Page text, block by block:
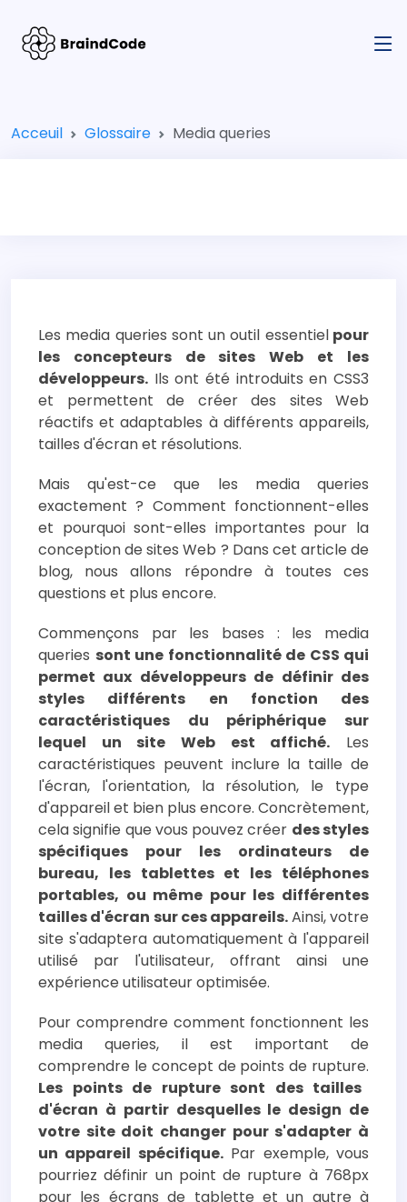
Acceuil Glossaire Media queries
Les media queries sont un outil essentielpour
les concepteurs de sites Web et les
développeurs. Ils ont été introduits en CSS3
et permettent de créer des sites Web
réactifs et adaptables à différents appareils,
tailles d'écran et résolutions.
Mais qu'est-ce que les media queries
exactement ? Comment fonctionnent-elles
et pourquoi sont-elles importantes pour la
conception de sites Web ? Dans cet article de
blog, nous allons répondre à toutes ces
questions et plus encore.
Commençons par les bases : les media
queries sont une fonctionnalité de CSS qui
permet aux développeurs de définir des
styles différents en fonction des
caractéristiques du périphérique sur
lequel un site Web est affiché. Les
caractéristiques peuvent inclure la taille de
l'écran, l'orientation, la résolution, le type
d'appareil et bien plus encore. Concrètement,
cela signifie que vous pouvez créer des styles
spécifiques pour les ordinateurs de
bureau, les tablettes et les téléphones
portables, ou même pour les différentes
tailles d'écran sur ces appareils.Ainsi, votre
site s'adaptera automatiquement à l'appareil
utilisé par l'utilisateur, offrant ainsi une
expérience utilisateur optimisée.
Pour comprendre comment fonctionnent les
media queries, il est important de
comprendre le concept de points de rupture.
Les points de rupture sont des tailles
d'écran à partir desquelles le design de
votre site doit changer pour s'adapter à
un appareil spécifique.Par exemple, vous
pourriez définir un point de rupture à 768px
pour les écrans de tablette et un autre à